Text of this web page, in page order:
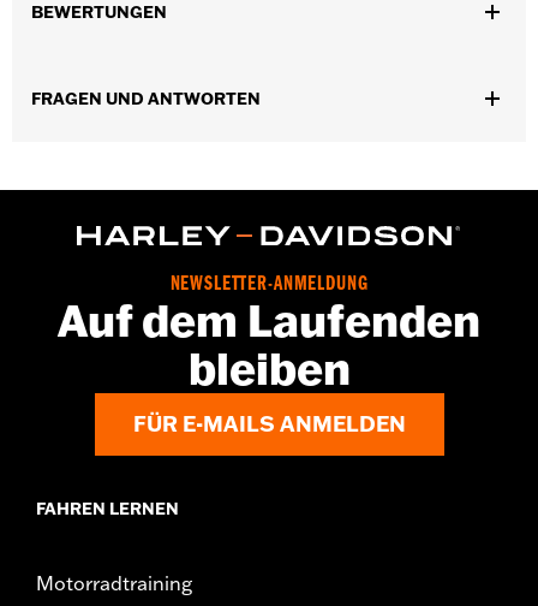
GARANTIE:Wolverine Worldwide Herstellergarantie – Alle
Dimension Description:Schafthöhe: 15,2 cm / Absatzhöhe:
BEWERTUNGEN
FRAGEN UND ANTWORTEN
NEWSLETTER-ANMELDUNG
Auf dem Laufenden
bleiben
FÜR E-MAILS ANMELDEN
FAHREN LERNEN
Motorradtraining